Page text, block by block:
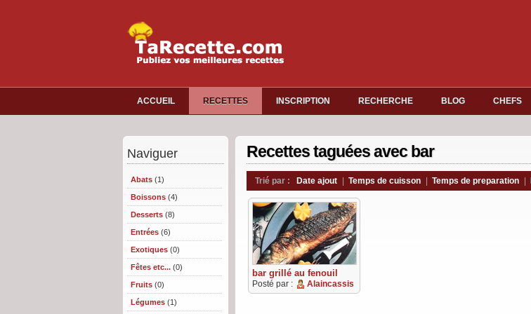
ACCUEIL RECETTES INSCRIPTION RECHERCHE BLOG CHEFS
Naviguer
Abats(1)
Boissons(4)
Desserts(8)
Entrées(6)
Exotiques(0)
Fêtes etc...(0)
Fruits(0)
Légumes(1)
Recettes taguées avec bar
Trié par : Date ajout Temps de cuisson Temps de preparation
bar grillé au fenouil
Posté par : Alaincassis